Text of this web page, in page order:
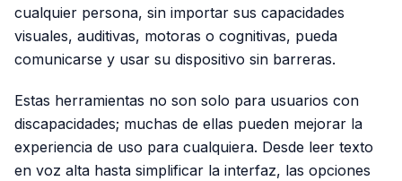
cualquier persona, sin importar sus capacidades
visuales, auditivas, motoras o cognitivas, pueda
comunicarse y usar su dispositivo sin barreras.
Estas herramientas no son solo para usuarios con
discapacidades; muchas de ellas pueden mejorar la
experiencia de uso para cualquiera. Desde leer texto
en voz alta hasta simplificar la interfaz, las opciones